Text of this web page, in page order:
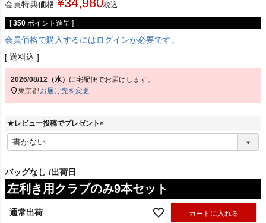
会員特典価格 ¥34,980税込
[ 350 ポイント進呈 ]
会員価格で購入するにはログインが必要です。
送料込
2026/08/12（水） に宅配便 でお届けします。
東京都お届け先を変更
★レビュー投稿でプレゼント
必
バッグなし 出荷日
左利き用クラブのみ9本セット
通常出荷 カートに入れる